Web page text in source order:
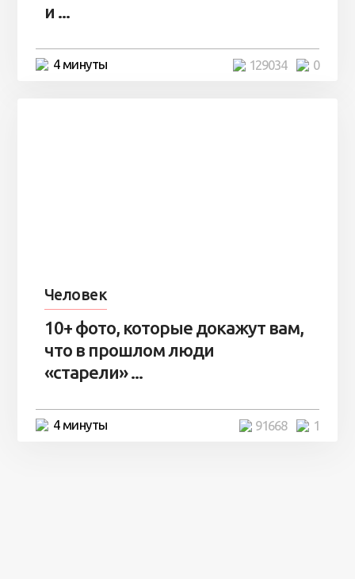
и ...
4 минуты 0
129034
Человек
10+ фото, которые докажут вам,
что в прошлом люди
«старели» ...
4 минуты 1
91668